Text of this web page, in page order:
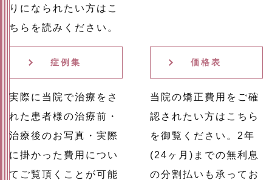
りになられたい方はこ
ちらを読みください。
症例集
実際に当院で治療をさ
れた患者様の治療前・
治療後のお写真・実際
に掛かった費用につい
てご覧頂くことが可能
価格表
当院の矯正費用をご確
認されたい方はこちら
を御覧ください。2年
(24ヶ月)までの無利息
の分割払いも承ってお